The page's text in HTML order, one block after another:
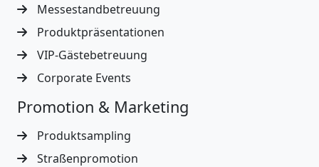
Messestandbetreuung
Produktpräsentationen
VIP-Gästebetreuung
Corporate Events
Promotion & Marketing
Produktsampling
Straßenpromotion